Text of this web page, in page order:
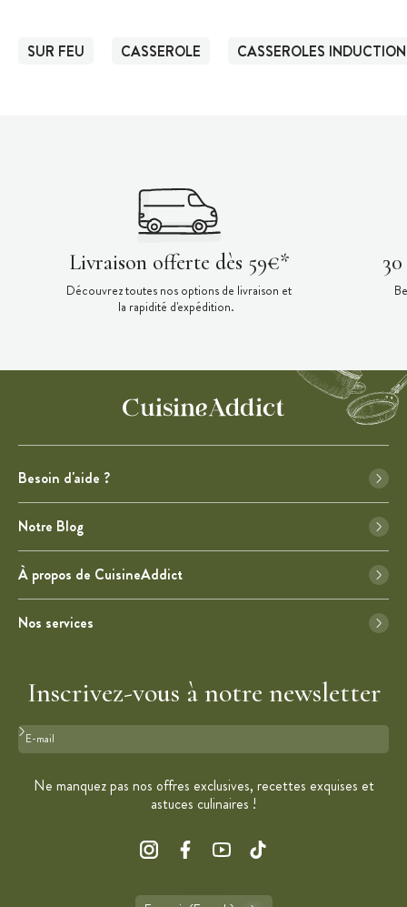
SUR FEU CASSEROLE CASSEROLES INDUCTION
Livraison offerte dès 59€*
Découvrez toutes nos options de livraison et
la rapidité d'expédition.
Besoin d'aide ?
Notre Blog
À propos de CuisineAddict
Nos services
Inscrivez-vous à notre newsletter
Format : adresse@email.com
Ne manquez pas nos offres exclusives, recettes exquises et
astuces culinaires !